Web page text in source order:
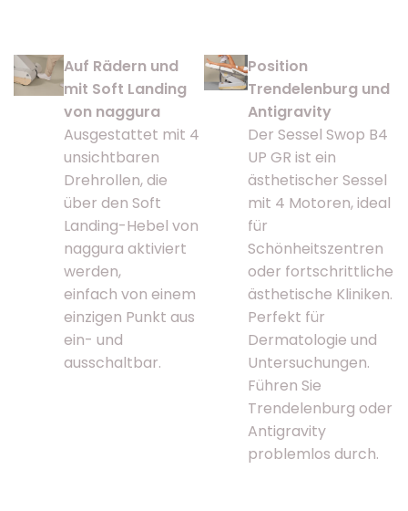
Auf Rädern und
mit Soft Landing
von naggura
Ausgestattet mit 4
unsichtbaren
Drehrollen, die
über den Soft
Landing-Hebel von
naggura aktiviert
werden,
einfach von einem
einzigen Punkt aus
ein- und
ausschaltbar.
Position
Trendelenburg und
Antigravity
Der Sessel Swop B4
UP GR ist ein
ästhetischer Sessel
mit 4 Motoren, ideal
für
Schönheitszentren
oder fortschrittliche
ästhetische Kliniken.
Perfekt für
Dermatologie und
Untersuchungen.
Führen Sie
Trendelenburg oder
Antigravity
problemlos durch.